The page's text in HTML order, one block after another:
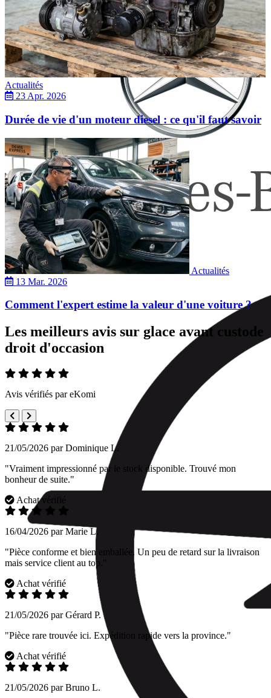
Mercedes
Actualités
23 Apr. 2026
Durée de vie d'un moteur diesel : ce qu'il faut savoir
Actualités
13 Mar. 2026
Comment l'expert estime la valeur d'une voiture ?
Les meilleurs avis sur glace avant custode
droit d'occasion
Avis vérifiés par eKomi
21/05/2026 par Dominique L.
"Vraiment impressionné par le stock disponible. Trouvé mon
bonheur de suite."
Achat vérifié
16/04/2026 par Marie L.
"Pièce conforme et bien emballée. Un peu de retard sur la livraison
mais service client au top."
Achat vérifié
21/05/2026 par Gérard P.
"Pièce rare trouvée ici. Expédition rapide vers la province."
Achat vérifié
21/05/2026 par Bruno L.